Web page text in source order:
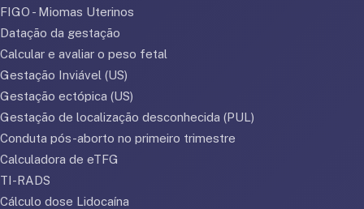
FIGO - Miomas Uterinos
Datação da gestação
Calcular e avaliar o peso fetal
Gestação Inviável (US)
Gestação ectópica (US)
Gestação de localização desconhecida (PUL)
Conduta pós-aborto no primeiro trimestre
Calculadora de eTFG
TI-RADS
Cálculo dose Lidocaína